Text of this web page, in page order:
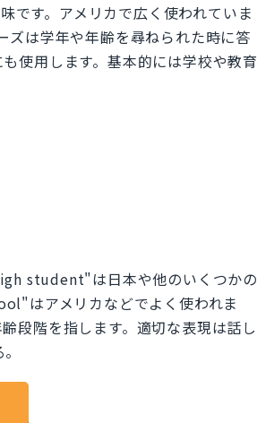
す。アメリカで広く使われていま
ズは学年や年齢を尋ねられた時に答
使用します。基本的には学校や教育
student"は日本や他のいくつかの
はアメリカなどでよく使われま
段階を指します。適切な表現は話し